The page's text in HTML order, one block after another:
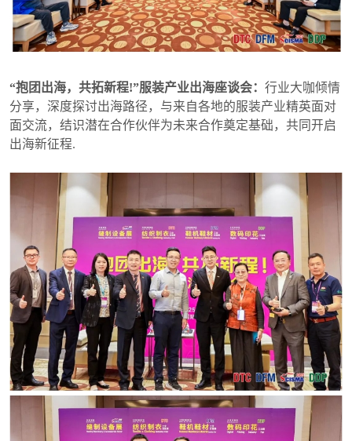
“抱团出海，共拓新程!”服装产业出海座谈会：行业大咖倾情
分享，深度探讨出海路径，与来自各地的服装产业精英面对
面交流，结识潜在合作伙伴为未来合作奠定基础，共同开启
出海新征程.